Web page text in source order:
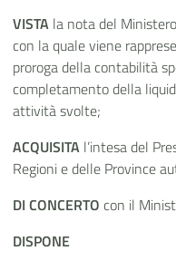
VISTA la nota del
con la quale viene
proroga della contabilità
completamento della
attività svolte;
ACQUISITA l’intesa del
Regioni e delle Province
DI CONCERTO con il
DISPONE